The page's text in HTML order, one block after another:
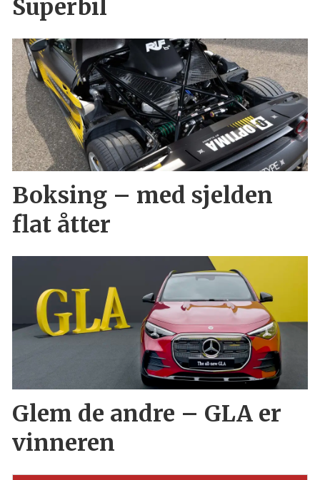
Superbil
Boksing – med sjelden
flat åtter
Glem de andre – GLA er
vinneren